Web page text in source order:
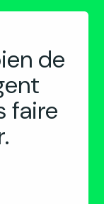
de
faire